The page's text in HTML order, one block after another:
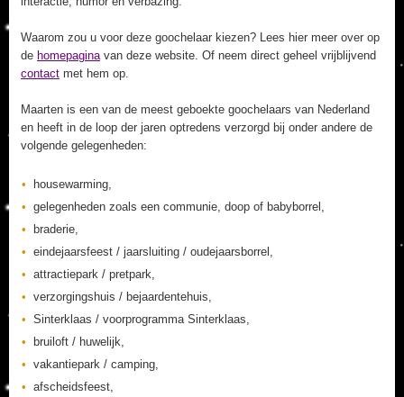
Waarom zou u voor deze goochelaar kiezen? Lees hier meer over op
de homepaginavan deze website. Of neem direct geheel vrijblijvend
contact met hem op.
Maarten is een van de meest geboekte goochelaars van Nederland
en heeft in de loop der jaren optredens verzorgd bij onder andere de
volgende gelegenheden:
housewarming,
gelegenheden zoals een communie, doop of babyborrel,
braderie,
eindejaarsfeest / jaarsluiting / oudejaarsborrel,
attractiepark / pretpark,
verzorgingshuis / bejaardentehuis,
Sinterklaas / voorprogramma Sinterklaas,
bruiloft / huwelijk,
vakantiepark / camping,
afscheidsfeest,